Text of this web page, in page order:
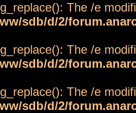
The /e
sdb/d/2/
The /e
sdb/d/2/
The /e
sdb/d/2/